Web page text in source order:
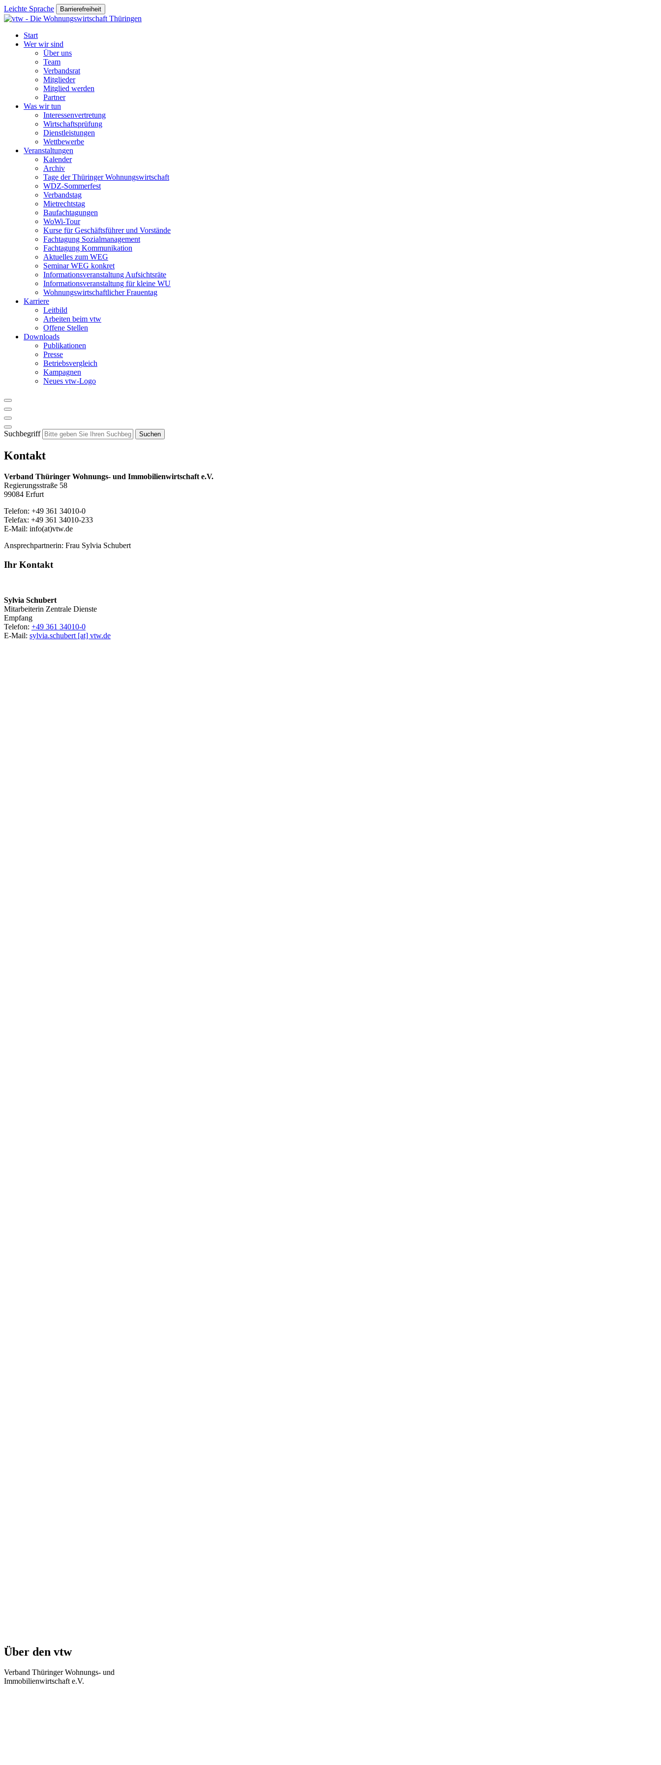
Leichte Sprache Barrierefreiheit
Start
Wer wir sind
Über uns
Team
Verbandsrat
Mitglieder
Mitglied werden
Partner
Was wir tun
Interessenvertretung
Wirtschaftsprüfung
Dienstleistungen
Wettbewerbe
Veranstaltungen
Kalender
Archiv
Tage der Thüringer Wohnungswirtschaft
WDZ-Sommerfest
Verbandstag
Mietrechtstag
Baufachtagungen
WoWi-Tour
Kurse für Geschäftsführer und Vorstände
Fachtagung Sozialmanagement
Fachtagung Kommunikation
Aktuelles zum WEG
Seminar WEG konkret
Informationsveranstaltung Aufsichtsräte
Informationsveranstaltung für kleine WU
Wohnungswirtschaftlicher Frauentag
Karriere
Leitbild
Arbeiten beim vtw
Offene Stellen
Downloads
Publikationen
Presse
Betriebsvergleich
Kampagnen
Neues vtw-Logo
Suchbegriff Suchen
Kontakt
Verband Thüringer Wohnungs- und Immobilienwirtschaft e.V.
Regierungsstraße 58
99084 Erfurt
Telefon: +49 361 34010-0
Telefax: +49 361 34010-233
E-Mail: info(at)vtw.de
Ansprechpartnerin: Frau Sylvia Schubert
Ihr Kontakt
Sylvia Schubert
Mitarbeiterin Zentrale Dienste
Empfang
Telefon: +49 361 34010-0
E-Mail: sylvia.schubert [at] vtw.de
Über den vtw
Verband Thüringer Wohnungs- und
Immobilienwirtschaft e.V.